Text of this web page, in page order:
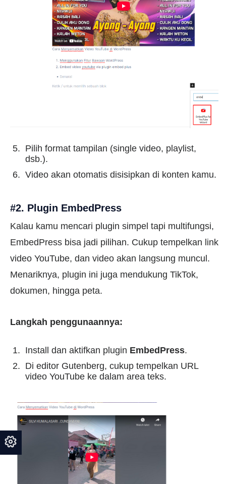
Pilih format tampilan (single video, playlist,
dsb.).
Video akan otomatis disisipkan di konten kamu.
#2. Plugin EmbedPress
Kalau kamu mencari plugin simpel tapi multifungsi,
EmbedPress bisa jadi pilihan. Cukup tempelkan link
video YouTube, dan video akan langsung muncul.
Menariknya, plugin ini juga mendukung TikTok,
dokumen, hingga peta.
Langkah penggunaannya:
Install dan aktifkan plugin EmbedPress.
Di editor Gutenberg, cukup tempelkan URL
video YouTube ke dalam area teks.